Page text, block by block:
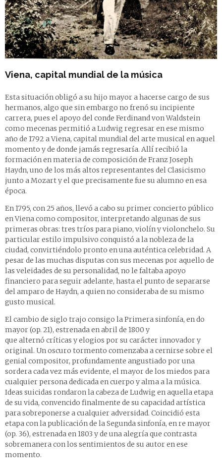
Viena, capital mundial de la música
Esta situación obligó a su hijo mayor a hacerse cargo de sus
hermanos, algo que sin embargo no frenó su incipiente
carrera, pues el apoyo del conde Ferdinand von Waldstein
como mecenas permitió a Ludwig regresar en ese mismo
año de 1792 a Viena, capital mundial del arte musical en aquel
momento y de donde jamás regresaría. Allí recibió la
formación en materia de composición de Franz Joseph
Haydn, uno de los más altos representantes del Clasicismo
junto a Mozart y el que precisamente fue su alumno en esa
época.
En 1795, con 25 años, llevó a cabo su primer concierto público
en Viena como compositor, interpretando algunas de sus
primeras obras: tres tríos para piano, violín y violonchelo. Su
particular estilo impulsivo conquistó a la nobleza de la
ciudad, convirtiéndolo pronto en una auténtica celebridad. A
pesar de las muchas disputas con sus mecenas por aquello de
las veleidades de su personalidad, no le faltaba apoyo
financiero para seguir adelante, hasta el punto de separarse
del amparo de Haydn, a quien no consideraba de su mismo
gusto musical.
El cambio de siglo trajo consigo la Primera sinfonía, en do
mayor (op. 21), estrenada en abril de 1800 y
que alternó críticas y elogios por su carácter innovador y
original. Un oscuro tormento comenzaba a cernirse sobre el
genial compositor, profundamente angustiado por una
sordera cada vez más evidente, el mayor de los miedos para
cualquier persona dedicada en cuerpo y alma a la música.
Ideas suicidas rondaron la cabeza de Ludwig en aquella etapa
de su vida, convencido finalmente de su capacidad artística
para sobreponerse a cualquier adversidad. Coincidió esta
etapa con la publicación de la Segunda sinfonía, en re mayor
(op. 36), estrenada en 1803 y de una alegría que contrasta
sobremanera con los sentimientos de su autor en ese
momento.